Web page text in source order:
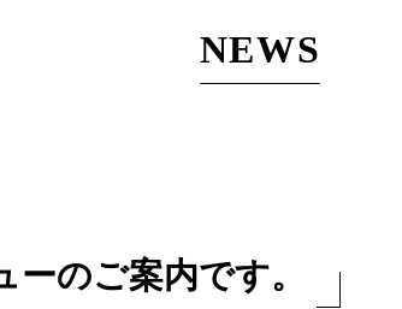
NEWS
のご案内です。